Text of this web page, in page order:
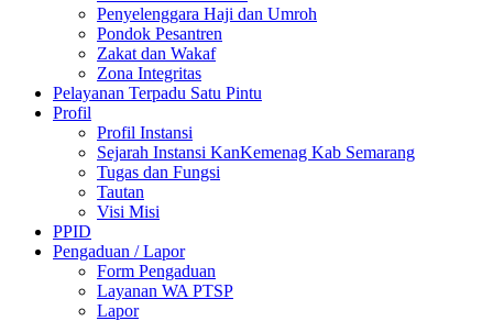
Penyelenggara Haji dan Umroh
Pondok Pesantren
Zakat dan Wakaf
Zona Integritas
Pelayanan Terpadu Satu Pintu
Profil
Profil Instansi
Sejarah Instansi KanKemenag Kab Semarang
Tugas dan Fungsi
Tautan
Visi Misi
PPID
Pengaduan / Lapor
Form Pengaduan
Layanan WA PTSP
Lapor